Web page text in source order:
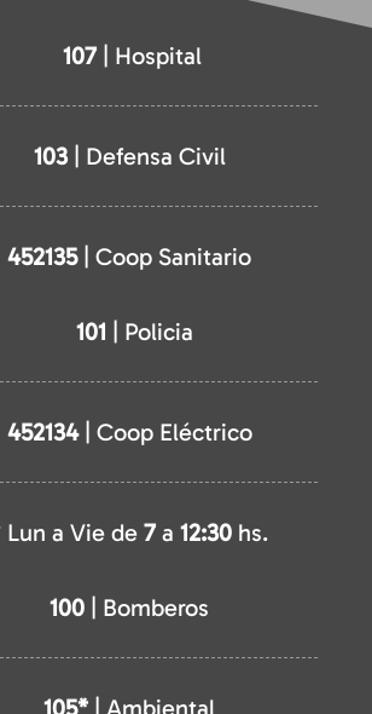
107| Hospital
103| Defensa Civil
452135| Coop Sanitario
101 | Policia
452134| Coop Eléctrico
Lun a Vie de7 a12:30 hs.
100 | Bomberos